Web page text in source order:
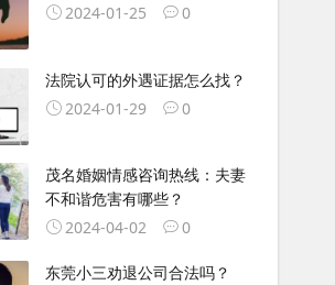
2024-01-25
0
法院认可的外遇证据怎么找？
2024-01-29
0
茂名婚姻情感咨询热线：夫妻
不和谐危害有哪些？
2024-04-02
0
东莞小三劝退公司合法吗？